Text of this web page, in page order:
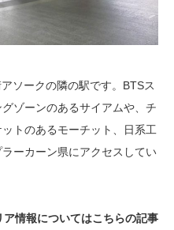
ソークの隣の駅です。BTSス
ゾーンのあるサイアムや、チ
トのあるモーチット、日系工
ーカーン県にアクセスしてい
情報についてはこちらの記事